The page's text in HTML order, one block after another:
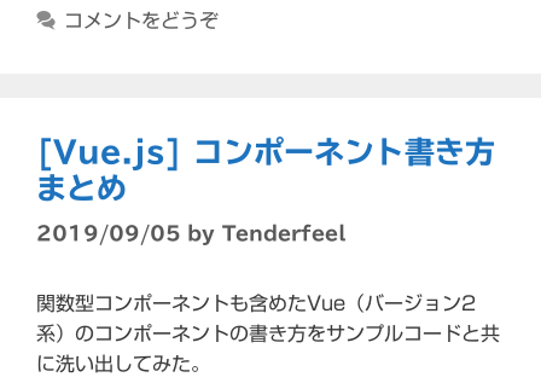
グ
コメントをどうぞ
[Vue.js] コンポーネント書き方
まとめ
2019/09/05 by Tenderfeel
関数型コンポーネントも含めたVue（バージョン2
系）のコンポーネントの書き方をサンプルコードと共
に洗い出してみた。